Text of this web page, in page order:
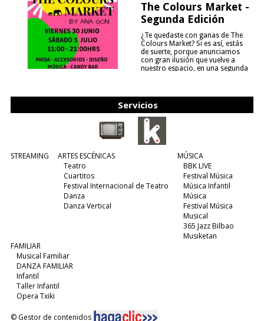
The Colours Market -
Segunda Edición
¿Te quedaste con ganas de The
Colours Market? Si es así, estás
de suerte, porque anunciamos
con gran ilusión que vuelve a
nuestro espacio, en una segunda
Servicios
STREAMING
ARTES ESCÉNICAS
Teatro
Cuartitos
Festival Internacional de Teatro
Danza
Danza Vertical
MÚSICA
BBK LIVE
Festival Música
Música Infantil
Música
Festival Música
Musical
365 Jazz Bilbao
Musiketan
FAMILIAR
Musical Familiar
DANZA FAMILIAR
Infantil
Taller Infantil
Opera Txiki
© Gestor de contenidos